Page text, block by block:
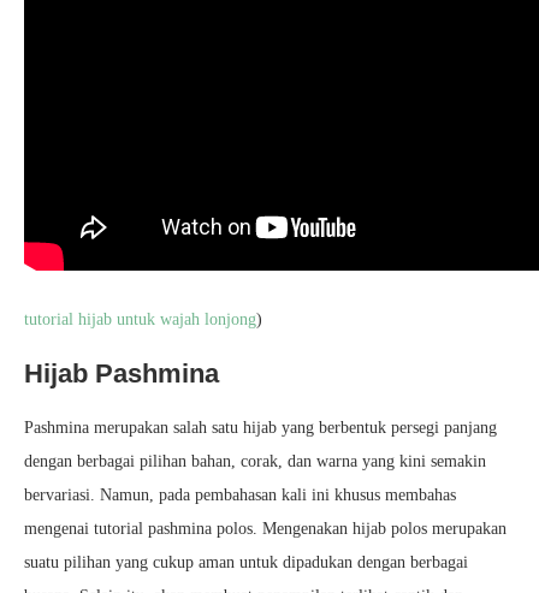
tutorial hijab untuk wajah lonjong)
Hijab Pashmina
Pashmina merupakan salah satu hijab yang berbentuk persegi panjang
dengan berbagai pilihan bahan, corak, dan warna yang kini semakin
bervariasi. Namun, pada pembahasan kali ini khusus membahas
mengenai tutorial pashmina polos. Mengenakan hijab polos merupakan
suatu pilihan yang cukup aman untuk dipadukan dengan berbagai